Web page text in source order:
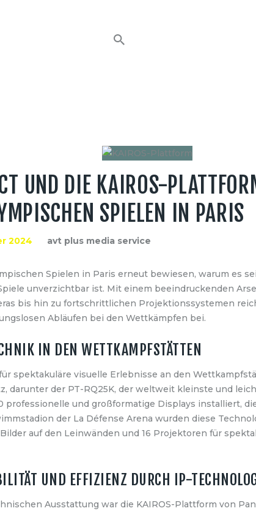
UND DIE KAIROS-
SPIELEN IN PARIS
2024 avt plus media service
Spielen in Paris erneut bewiesen, warum es
unverzichtbar ist. Mit einem beeindruckenden
bis hin zu fortschrittlichen Projektionssystemen
Abläufen bei den Wettkämpfen bei.
IN DEN WETTKAMPFSTÄTTEN
spektakuläre visuelle Erlebnisse an den
darunter der PT-RQ25K, der weltweit kleinste und
professionelle und großformatige Displays installiert,
der La Défense Arena wurden diese
auf den Leinwänden und 16 Projektoren für
UND EFFIZIENZ DURCH IP-
Ausstattung war die KAIROS-Plattform von